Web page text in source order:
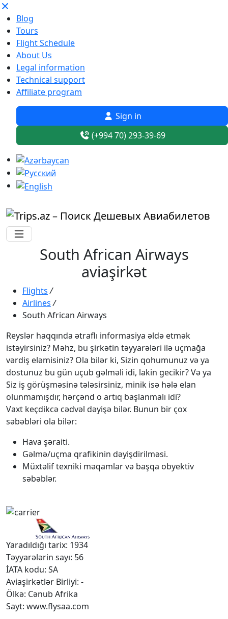
Blog
Tours
Flight Schedule
About Us
Legal information
Technical support
Affiliate program
Sign in
(+994 70) 293-39-69
South African Airways
aviaşirkət
Flights /
Airlines /
South African Airways
Reyslər haqqında ətraflı informasiya əldə etmək
istəyirsiniz? Məhz, bu şirkətin təyyarələri ilə uçmağa
vərdiş eləmisiniz? Ola bilər ki, Sizin qohumunuz və ya
dostunuz bu gün uçub gəlməli idi, lakin gecikir? Və ya
Siz iş görüşməsinə tələsirsiniz, minik isə hələ elan
olunmamışdır, hərçənd o artıq başlanmalı idi?
Vaxt keçdikcə cədvəl dəyişə bilər. Bunun bir çox
səbəbləri ola bilər:
Hava şəraiti.
Gəlmə/uçma qrafikinin dəyişdirilməsi.
Müxtəlif texniki məqamlar və başqa obyektiv
səbəblər.
Yaradıldığı tarix: 1934
Təyyarələrin sayı: 56
İATA kodu: SA
Aviaşirkətlər Birliyi: -
Ölkə: Cənub Afrika
Sayt: www.flysaa.com